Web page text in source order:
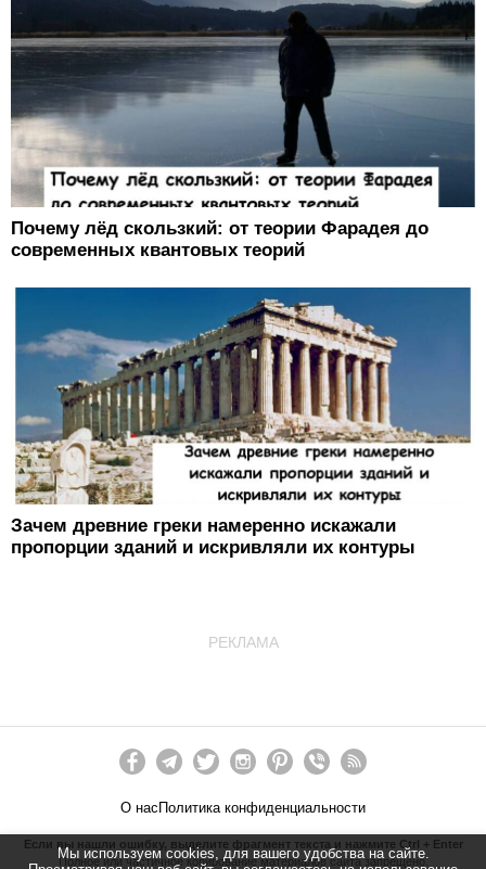
Мы используем cookies, для вашего удобства на сайте.
Почему лёд скользкий: от теории Фарадея до
современных квантовых теорий
Зачем древние греки намеренно искажали
пропорции зданий и искривляли их контуры
РЕКЛАМА
О нас Политика конфиденциальности
Если вы нашли ошибку, выделите фрагмент текста и нажмите Ctrl + Enter
Полное или частичное копирование материалов сайта запрещено.